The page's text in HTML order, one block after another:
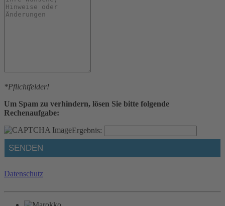
*Pflichtfelder!
Um Spam zu verhindern, lösen Sie bitte folgende
Rechenaufgabe:
Ergebnis:
Datenschutz